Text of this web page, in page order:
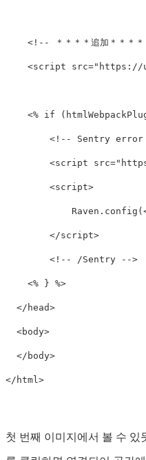
<!-- ＊＊＊＊追加＊＊＊
<script
<% if
<!-- Sentry
<script
        <script>
        </script>
        <!-- /Sentry -->
    <% } %>
  </head>
  <body>
  </body>
첫 번째 이미지에서 볼 수 있